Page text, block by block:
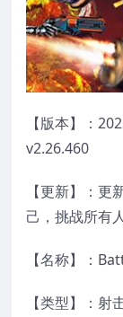
【版本】：
v2.26.460
【更新】：
己，挑战所有
【名称】：
【类型】：射